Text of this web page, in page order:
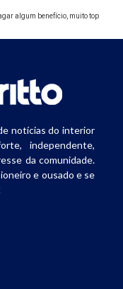
algum benefício, muito top
notícias do interior
independente,
da comunidade.
e ousado e se